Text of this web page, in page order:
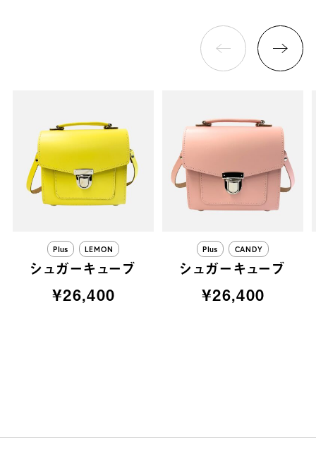
Plus LEMON
シュガーキューブ
¥26,400
Plus CANDY
シュガーキューブ
¥26,400